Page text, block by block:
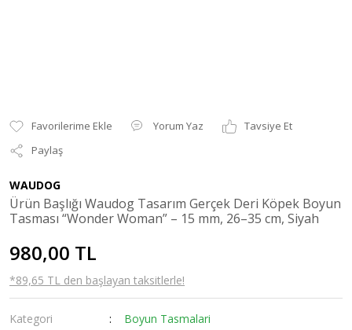
Yorum Yaz
Tavsiye Et
Paylaş
WAUDOG
Ürün Başlığı Waudog Tasarım Gerçek Deri Köpek Boyun
Tasması “Wonder Woman” – 15 mm, 26–35 cm, Siyah
980,00 TL
*89,65 TL den başlayan taksitlerle!
Kategori
Boyun Tasmalari